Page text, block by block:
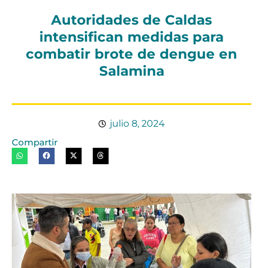
Autoridades de Caldas
intensifican medidas para
combatir brote de dengue en
Salamina
julio 8, 2024
Compartir